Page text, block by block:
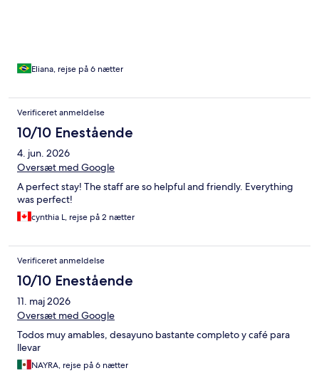
Eliana, rejse på 6 nætter
Verificeret anmeldelse
10/10 Enestående
4. jun. 2026
Oversæt med Google
A perfect stay! The staff are so helpful and friendly. Everything
was perfect!
cynthia L, rejse på 2 nætter
Verificeret anmeldelse
10/10 Enestående
11. maj 2026
Oversæt med Google
Todos muy amables, desayuno bastante completo y café para
llevar
NAYRA, rejse på 6 nætter